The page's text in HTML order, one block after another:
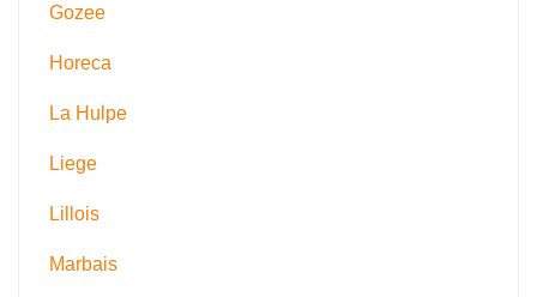
Gozee
Horeca
La Hulpe
Liege
Lillois
Marbais